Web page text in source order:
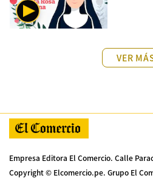
VER
Empresa Editora El Comercio. Calle
Copyright © Elcomercio.pe. Grupo El